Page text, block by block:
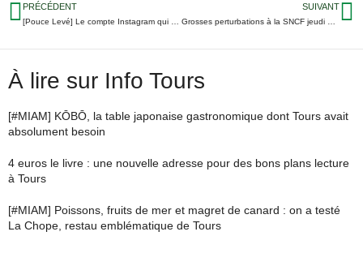
PRÉCÉDENT SUIVANT
À lire sur Info Tours
[#MIAM] KŌBŌ, la table japonaise gastronomique dont Tours avait
absolument besoin
4 euros le livre : une nouvelle adresse pour des bons plans lecture
à Tours
[#MIAM] Poissons, fruits de mer et magret de canard : on a testé
La Chope, restau emblématique de Tours